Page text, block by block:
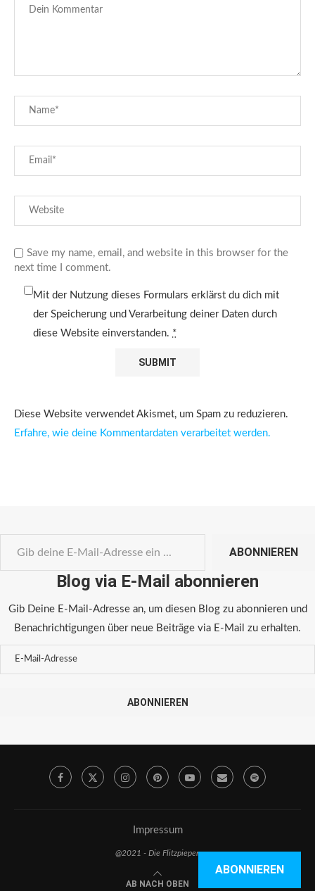
Save my name, email, and website in this browser for the
next time I comment.
Mit der Nutzung dieses Formulars erklärst du dich mit
der Speicherung und Verarbeitung deiner Daten durch
diese Website einverstanden. *
Diese Website verwendet Akismet, um Spam zu reduzieren.
Erfahre, wie deine Kommentardaten verarbeitet werden.
ABONNIEREN
Blog via E-Mail abonnieren
Gib Deine E-Mail-Adresse an, um diesen Blog zu abonnieren und
Benachrichtigungen über neue Beiträge via E-Mail zu erhalten.
ABONNIEREN
Impressum
@2021 - Die Flitzpiepen
AB NACH OBEN
ABONNIEREN